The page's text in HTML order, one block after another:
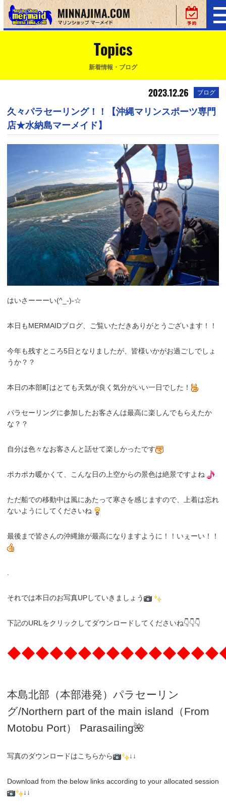
Topics
新着情報・ブログ
2023.12.26 ブログ
久々パラセーリング！！【沖縄マリンスポーツ専門
店★水納島マーメイド】
はいさーーーい(^_-)-☆
本日もMERMAIDブログ、ご覧いただきありがとうございます！！
今年も残すところ5日となりましたが、皆様いかがお過ごしでしょ
うか？？
本日の本部町はとても天気が良く気分がいい一日でした！
パラセーリングに参加したお客さんは最高に楽しんでもらえたか
な？？
自分は色々なお客さんと話せて楽しかったです
ポカポカ暖かくて、こんな日の上空からの景色は絶景ですよね
ただ船での移動中は風にあたって寒さを感じますので、上着は忘れ
ないようにしてくださいね
最後まで皆さんの沖縄旅が最高になりますように！！いぇーい！！
それでは本日のお写真UPしていきましょう
下記のURLをクリックしてダウンロードしてくださいね👇👇👇
本島北部（本部港発）パラセーリン
グ/Northern part of the main island（From
Motobu Port）
Parasailing🌺
写真のダウンロードはこちらから ↓↓
Download from the below links according to your allocated session
↓↓